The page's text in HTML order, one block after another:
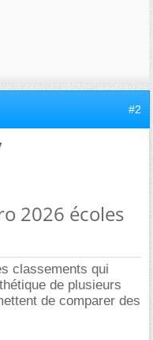
#2
2026 écoles
classements qui
de plusieurs
de comparer des